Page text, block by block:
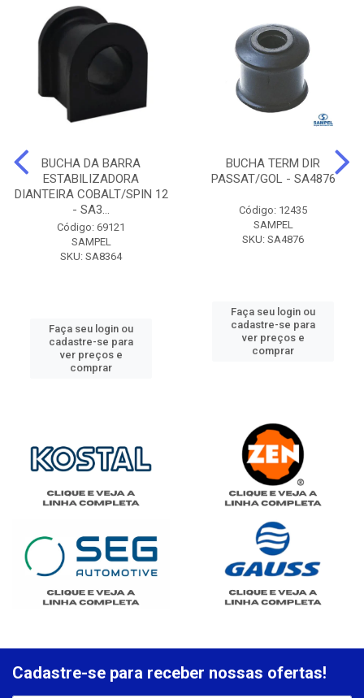
BUCHA DA BARRA
ESTABILIZADORA
DIANTEIRA COBALT/SPIN 12
- SA3...
Código: 69121
SAMPEL
SKU: SA8364
Faça seu login ou
cadastre-se para
ver preços e
comprar
BUCHA TERM DIR
PASSAT/GOL - SA4876
Código: 12435
SAMPEL
SKU: SA4876
Faça seu login ou
cadastre-se para
ver preços e
comprar
Cadastre-se para receber nossas ofertas!